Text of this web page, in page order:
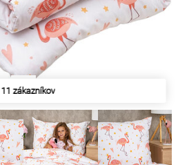
11 zákazníkov